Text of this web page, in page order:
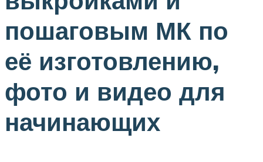
пошаговым МК по
её изготовлению,
фото и видео для
начинающих